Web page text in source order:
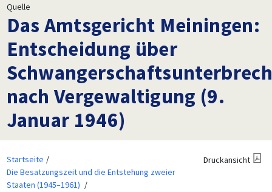
Quelle
Das Amtsgericht Meiningen:
Entscheidung über
nach Vergewaltigung (9.
Januar 1946)
Startseite
Die Besatzungszeit und die Entstehung zweier
Staaten (1945–1961)
Druckansicht